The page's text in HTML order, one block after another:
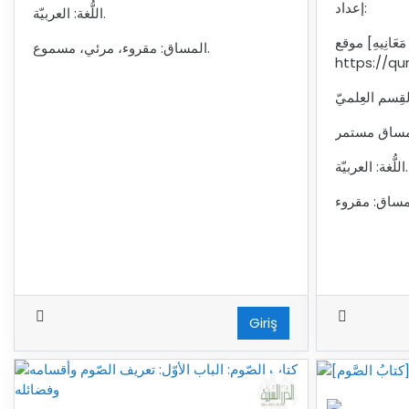
اللُّغة: العربيّة.
المساق: مقروء، مرئي، مسموع.
Giriş
إعداد:
موقع [الْقُرْآنُ الْكَرِيمُ وَتَرْجَمَةُ مَعَانِيهِ -
https://
العِلميّ